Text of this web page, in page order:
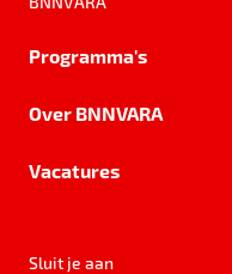
Programma's
Over BNNVARA
Vacatures
Sluit je aan